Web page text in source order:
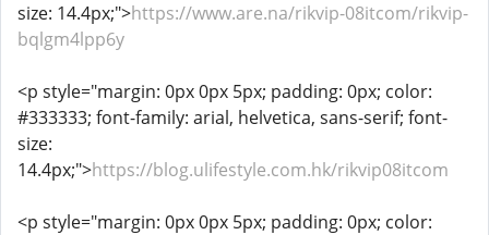
size: 14.4px;">https://www.are.na/rikvip-08itcom/rikvip-
bqlgm4lpp6y
<p style="margin: 0px 0px 5px; padding: 0px; color:
#333333; font-family: arial, helvetica, sans-serif; font-
size:
14.4px;">https://blog.ulifestyle.com.hk/rikvip08itcom
<p style="margin: 0px 0px 5px; padding: 0px; color: